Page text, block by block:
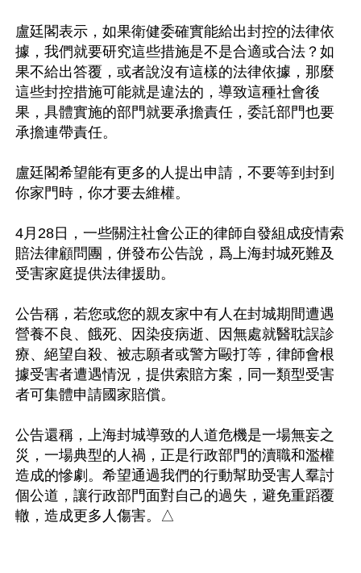
盧廷閣表示，如果衛健委確實能給出封控的法律依
據，我們就要研究這些措施是不是合適或合法？如
果不給出答覆，或者說沒有這樣的法律依據，那麼
這些封控措施可能就是違法的，導致這種社會後
果，具體實施的部門就要承擔責任，委託部門也要
承擔連帶責任。
盧廷閣希望能有更多的人提出申請，不要等到封到
你家門時，你才要去維權。
4月28日，一些關注社會公正的律師自發組成疫情索
賠法律顧問團，併發布公告說，爲上海封城死難及
受害家庭提供法律援助。
公告稱，若您或您的親友家中有人在封城期間遭遇
營養不良、餓死、因染疫病逝、因無處就醫耽誤診
療、絕望自殺、被志願者或警方毆打等，律師會根
據受害者遭遇情況，提供索賠方案，同一類型受害
者可集體申請國家賠償。
公告還稱，上海封城導致的人道危機是一場無妄之
災，一場典型的人禍，正是行政部門的瀆職和濫權
造成的慘劇。希望通過我們的行動幫助受害人羣討
個公道，讓行政部門面對自己的過失，避免重蹈覆